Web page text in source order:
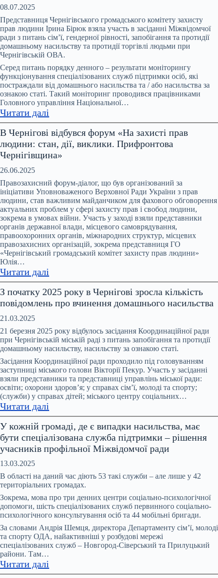
групи
за
ініціативи
Офісу
Омбудсмана
України
та
ООН
Жінки
в
Україні
08.07.2025
Представниця Чернігівського громадського комітету захисту
прав людини Ірина Бірюк взяла участь в засіданні Міжвідомчої
ради з питань сімʼї, гендерної рівності, запобігання та протидії
домашньому насильству та протидії торгівлі людьми при
Чернігівській ОВА.
Серед питань порядку денного – результати моніторингу
функціонування спеціалізованих служб підтримки осіб, які
постраждали від домашнього насильства та / або насильства за
ознакою статі. Такий моніторинг проводився працівниками
Головного управління Національної…
Читати далі
Відбулося
чергове
засідання
Міжвідомчої
з
питань
запобігання
та
протидії
домашньому
насильству
та
торгівлі
людьми
при
В Чернігові відбувся форум «На захисті прав
людини: стан, дії, виклики. Прифронтова
Чернігівщина»
26.06.2025
Правозахисний форум-діалог, що був організований за
ініціативи Уповноваженого Верховної Ради України з прав
людини, став важливим майданчиком для фахового обговорення
актуальних проблем у сфері захисту прав і свобод людини,
зокрема в умовах війни. Участь у заході взяли представники
органів державної влади, місцевого самоврядування,
правоохоронних органів, міжнародних структур, місцевих
правозахисних організацій, зокрема представниця ГО
«Чернігівський громадський комітет захисту прав людини»
Юлія…
Читати далі
В
Чернігові
відбувся
«На
захисті
прав
людини:
стан,
дії,
виклики.
Чернігівщина»
З початку 2025 року в Чернігові зросла кількість
повідомлень про вчинення домашнього насильства
21.03.2025
21 березня 2025 року відбулось засідання Координаційної ради
при Чернігівській міській раді з питань запобігання та протидії
домашньому насильству, насильству за ознакою статі.
Засідання Координаційної ради проходило під головуванням
заступниці міського голови Вікторії Пекур. Участь у засіданні
взяли представники та представниці управлінь міської ради:
освіти; охорони здоров’я; у справах сім’ї, молоді та спорту;
(служби) у справах дітей; міського центру соціальних…
Читати далі
З
початку
2025
року
Чернігові
зросла
кількість
повідомлень
про
вчинення
домашнього
насильства
У кожній громаді, де є випадки насильства, має
бути спеціалізована служба підтримки – рішення
учасників профільної Міжвідомчої ради
13.03.2025
В області на даний час діють 53 такі служби – але лише у 42
територіальних громадах.
Зокрема, мова про три денних центри соціально-психологічної
допомоги, шість спеціалізованих служб первинного соціально-
психологічного консультування осіб та 44 мобільні бригади.
За словами Андрія Шемця, директора Департаменту сім’ї, молоді
та спорту ОДА, найактивніші у розбудові мережі
спеціалізованих служб – Новгород-Сіверський та Прилуцький
райони. Там…
Читати далі
У